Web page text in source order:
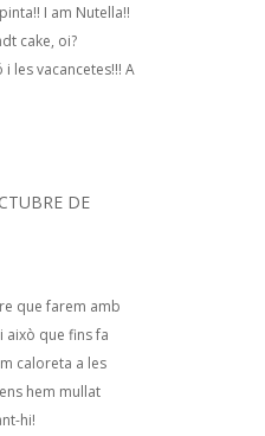
I am Nutella!!
cake, oi?
les vacancetes!!! A
DE
que farem amb
això que fins fa
caloreta a les
hem mullat
hi!